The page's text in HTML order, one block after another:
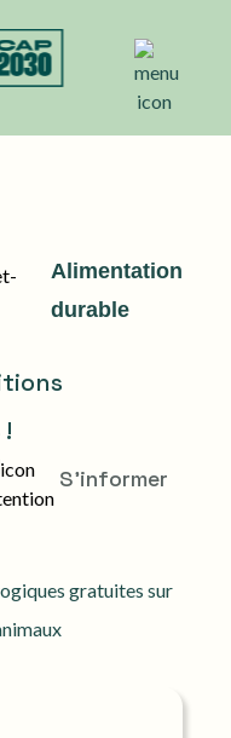
Alimentation
durable
S'informer
gratuites sur